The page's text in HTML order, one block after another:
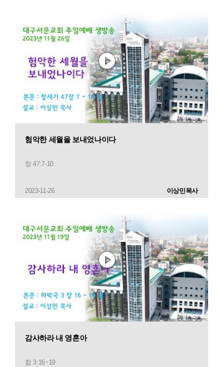
험악한 세월을 보내었나이다
창 47:7-10
2023-11-26 이상민목사
감사하라 내 영혼아
합 3:16~19